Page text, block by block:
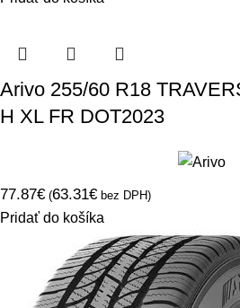
Arivo 255/60 R18
H XL FR DOT2023
77.87€ (63.31€ bez DPH)
Pridať do košíka